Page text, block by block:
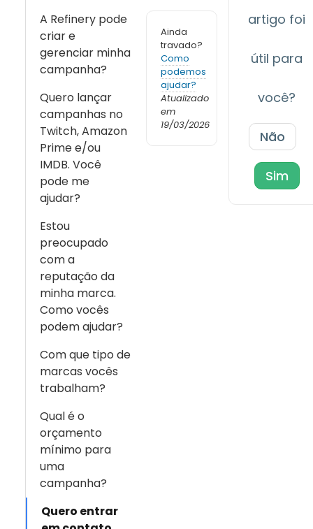
A Refinery pode
criar e
gerenciar minha
campanha?
Quero lançar
campanhas no
Twitch, Amazon
Prime e/ou
IMDB. Você
pode me
ajudar?
Estou
preocupado
com a
reputação da
minha marca.
Como vocês
podem ajudar?
Com que tipo de
marcas vocês
trabalham?
Qual é o
orçamento
mínimo para
uma
campanha?
Quero entrar
Ainda
travado?
Como
podemos
ajudar?
Atualizado
em
19/03/2026
artigo foi
útil para
você?
Não
Sim